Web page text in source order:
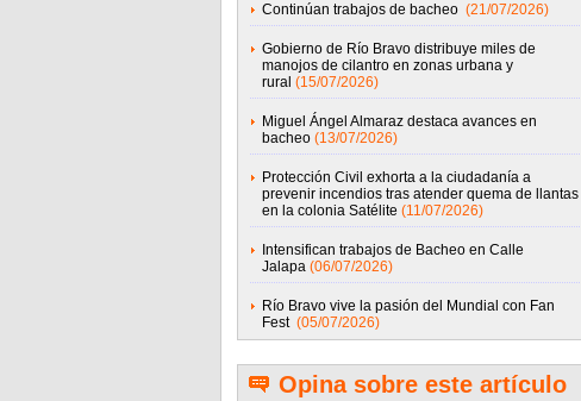
Continúan trabajos de bacheo (21/07/2026)
Gobierno de Río Bravo distribuye miles de
manojos de cilantro en zonas urbana y
rural (15/07/2026)
Miguel Ángel Almaraz destaca avances en
bacheo (13/07/2026)
Protección Civil exhorta a la ciudadanía a
prevenir incendios tras atender quema de llantas
en la colonia Satélite (11/07/2026)
Intensifican trabajos de Bacheo en Calle
Jalapa (06/07/2026)
Río Bravo vive la pasión del Mundial con Fan
Fest (05/07/2026)
Opina sobre este artículo